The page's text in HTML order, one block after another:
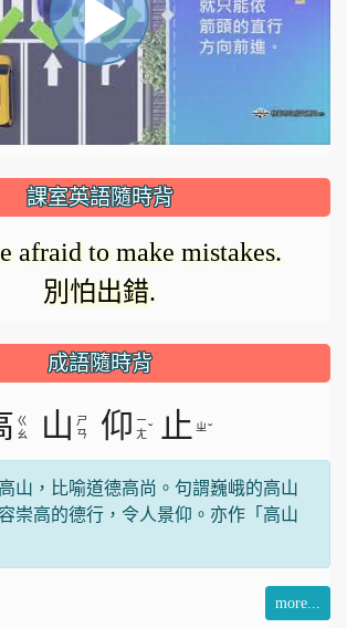
視
頻
正
載
入。
播
放
影
片
課室英語隨時背
afraid to make mistakes.
別怕出錯.
成語隨時背
ㄍ
ㄠ
山 ㄕ
ㄢ
仰 ㄧ
ㄤˇ 止 ㄓˇ
山，比喻道德高尚。句謂巍峨的高山
崇高的德行，令人景仰。亦作「高山
more...